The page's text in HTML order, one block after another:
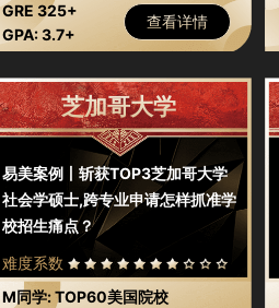
GRE 325+
GPA: 3.7+
查看详情
芝加哥大学
易美案例丨斩获TOP3芝加哥大学
社会学硕士,跨专业申请怎样抓准学
校招生痛点？
难度系数
M同学: TOP60美国院校